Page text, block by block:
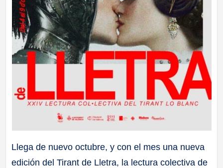
Llega de nuevo octubre, y con el mes una nueva
edición del Tirant de Lletra, la lectura colectiva de